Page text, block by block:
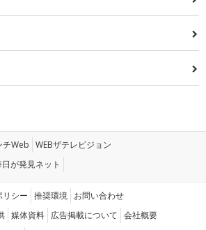
チWeb WEBザテレビジョン
が発見ネット
リシー 推奨環境 お問い合わせ
媒体資料 広告掲載について 会社概要